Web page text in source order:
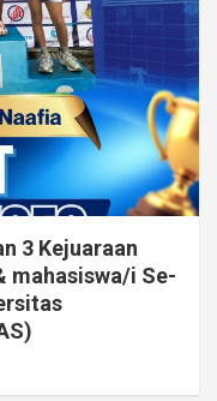
3 Kejuaraan
mahasiswa/i Se-